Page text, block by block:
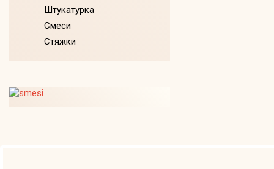
Штукатурка
Смеси
Стяжки